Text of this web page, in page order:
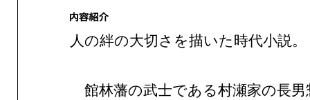
人の絆の大切さを描いた時代小説。
館林藩の武士である村瀬家の長男